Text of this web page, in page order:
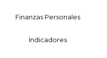
Finanzas Personales
Indicadores